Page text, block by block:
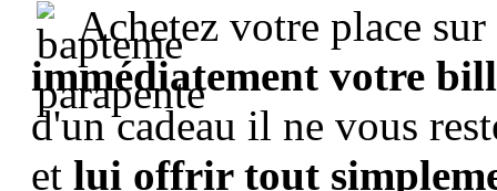
Achetez votre place
immédiatement votre
d'un cadeau il ne vous
et lui offrir tout